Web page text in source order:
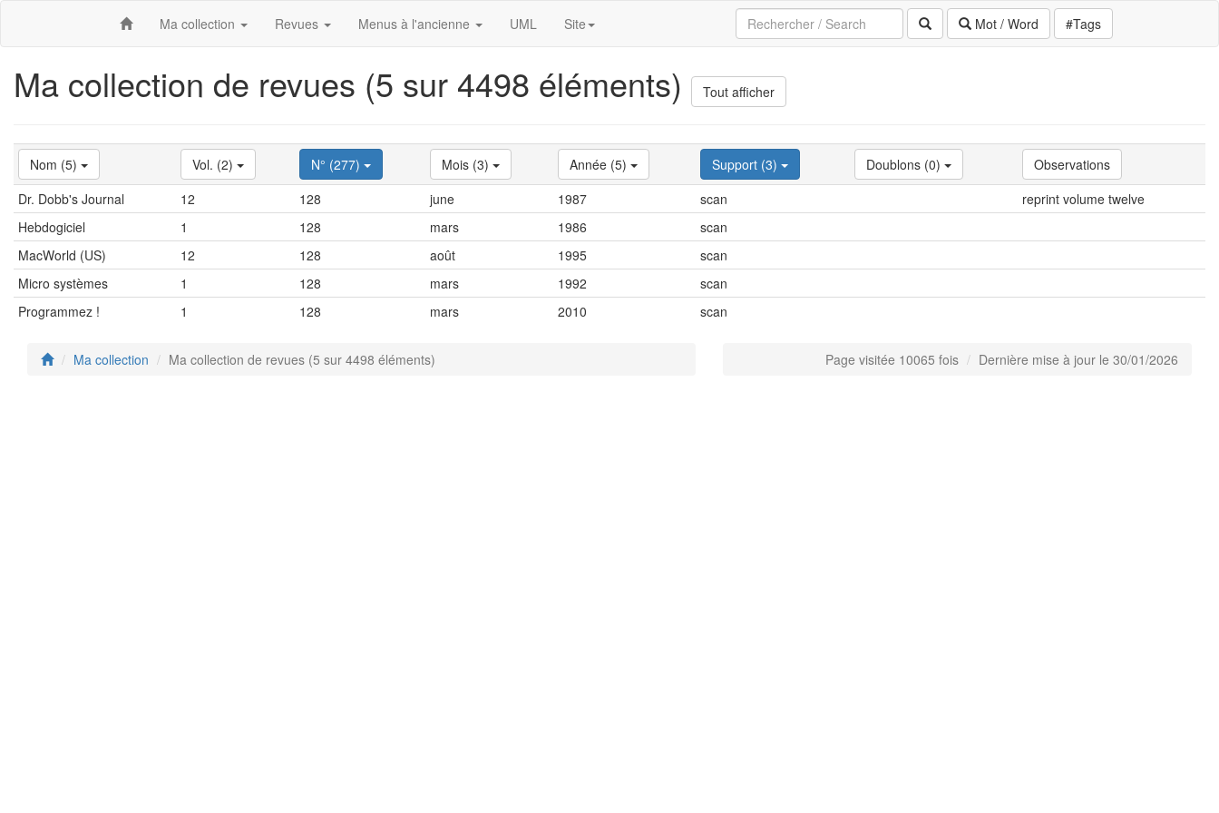
Ma collection Revues Menus à l'ancienne UML Site Mot / Word #Tags
Ma collection de revues (5 sur 4498 éléments) Tout afficher
Nom (5) Vol. (2) N° (277) Mois (3) Année (5) Support (3) Doublons (0)
Observations
Dr. Dobb's Journal
12 128 june 1987 scan
reprint volume twelve
Hebdogiciel
1 128 mars 1986
scan
MacWorld (US)
12 128 août 1995
scan
Micro systèmes
1 128 mars 1992
scan
Programmez !
1 128 mars 2010 scan
Ma collection Ma collection de revues (5 sur 4498 éléments) Page visitée 10065 fois Dernière mise à jour le 30/01/2026